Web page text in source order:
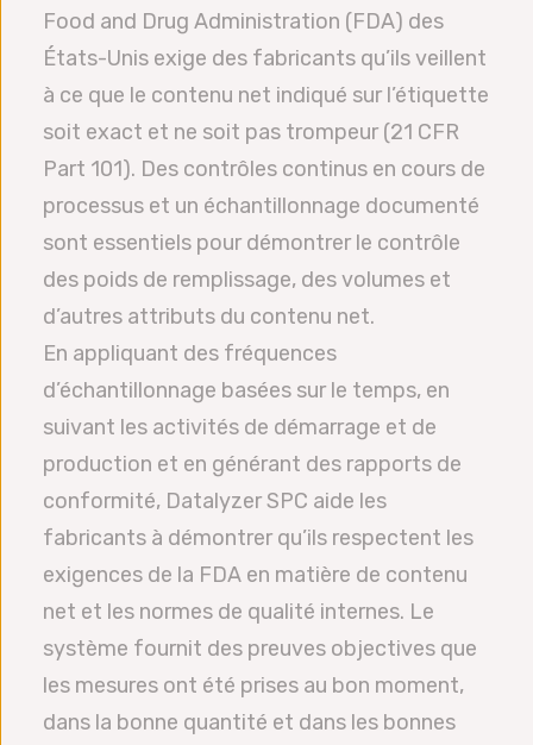
Food and Drug Administration (FDA) des
États-Unis exige des fabricants qu’ils veillent
à ce que le contenu net indiqué sur l’étiquette
soit exact et ne soit pas trompeur (21 CFR
Part 101). Des contrôles continus en cours de
processus et un échantillonnage documenté
sont essentiels pour démontrer le contrôle
des poids de remplissage, des volumes et
d’autres attributs du contenu net.
En appliquant des fréquences
d’échantillonnage basées sur le temps, en
suivant les activités de démarrage et de
production et en générant des rapports de
conformité, Datalyzer SPC aide les
fabricants à démontrer qu’ils respectent les
exigences de la FDA en matière de contenu
net et les normes de qualité internes. Le
système fournit des preuves objectives que
les mesures ont été prises au bon moment,
dans la bonne quantité et dans les bonnes